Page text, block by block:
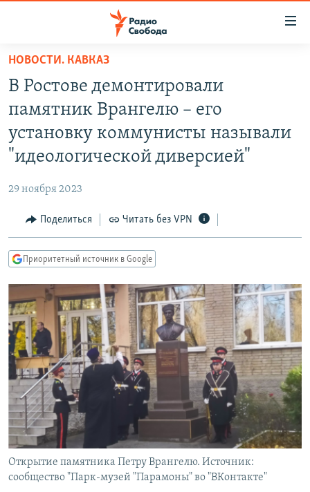
упрощенного
доступа
основному
содержанию
навигации
Вернутся
АВТОРСКИЕ ПРОЕКТЫ
ЦИТАТЫ СВОБОДЫ
КУЛЬТУРА
IDEL.РЕАЛИИ
КАВКАЗ.РЕАЛИИ
СИБИРЬ.РЕАЛИИ
РАСПИСАНИЕ ВЕЩАНИЯ
ПОДПИШИТЕСЬ НА РАССЫЛКУ
СОЦИАЛЬНЫЕ СЕТИ
Все сайты РСЕ/РС
НОВОСТИ. КАВКАЗ
В Ростове демонтировали
памятник Врангелю – его
установку коммунисты называли
"идеологической диверсией"
29 ноября 2023
Поделиться Читать без VPN
Приоритетный источник в Google
Открытие памятника Петру Врангелю. Источник:
сообщество "Парк-музей "Парамоны" во "ВКонтакте"